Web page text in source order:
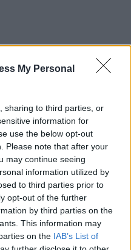
My Personal
sharing to third parties, or
information for
use the below opt-out
Please note that after your
may continue seeing
information utilized by
to third parties prior to
opt-out of the further
by third parties on the
This information may
on the IAB’s List of